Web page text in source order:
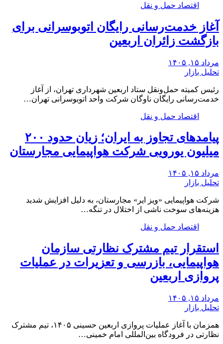
اقتصاد حمل و نقل
آغاز خدمت‌رسانی رایگان اتوبوسرانی برای
بازگشت زائران اربعین
مرداد ۱۵, ۱۴۰۵
تحلیل بازار
رئیس کمیته حمل‌ونقل ستاد اربعین شهرداری تهران، از آغاز
خدمت‌رسانی رایگان ناوگان شرکت واحد اتوبوسرانی تهران…
اقتصاد حمل و نقل
پیامدهای تجاوز به ایران؛ زیان حدود ۲۰۰
میلیون یورویی شرکت هواپیمایی مجارستان
مرداد ۱۵, ۱۴۰۵
تحلیل بازار
شرکت هواپیمایی «ویز ایر» مجارستان، به دلیل افزایش شدید
هزینه‌های سوخت ناشی از اختلال در تنگه…
اقتصاد حمل و نقل
استقرار تیم مشترک نظارتی سازمان
هواپیمایی، بازرسی و تعزیرات در عملیات
پروازی اربعین
مرداد ۱۵, ۱۴۰۵
تحلیل بازار
همزمان با آغاز عملیات پروازی اربعین حسینی ۱۴۰۵، تیم مشترک
نظارتی در فرودگاه بین‌المللی امام خمینی…